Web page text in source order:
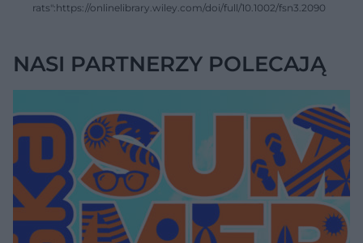
rats":https://onlinelibrary.wiley.com/doi/full/10.1002/fsn3.2090
NASI PARTNERZY POLECAJĄ